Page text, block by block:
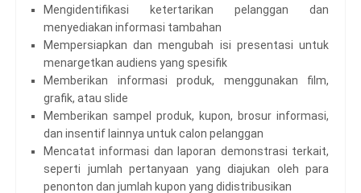
Mengidentifikasi ketertarikan pelanggan dan
menyediakan informasi tambahan
Mempersiapkan dan mengubah isi presentasi untuk
menargetkan audiens yang spesifik
Memberikan informasi produk, menggunakan film,
grafik, atau slide
Memberikan sampel produk, kupon, brosur informasi,
dan insentif lainnya untuk calon pelanggan
Mencatat informasi dan laporan demonstrasi terkait,
seperti jumlah pertanyaan yang diajukan oleh para
penonton dan jumlah kupon yang didistribusikan